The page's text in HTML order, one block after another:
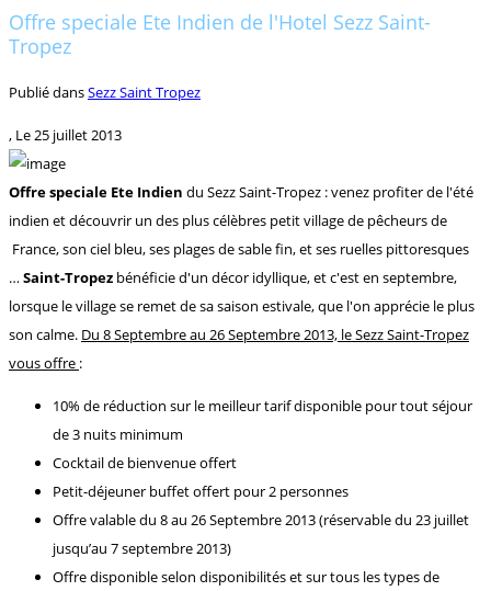
Offre speciale Ete Indien de l'Hotel Sezz Saint-
Tropez
Publié dansSezz Saint Tropez
, Le25 juillet 2013
Offre speciale Ete Indien du Sezz Saint-Tropez : venez profiter de l'été
indien et découvrir un des plus célèbres petit village de pêcheurs de
France, son ciel bleu, ses plages de sable fin, et ses ruelles pittoresques
…Saint-Tropez bénéficie d'un décor idyllique, et c'est en septembre,
lorsque le village se remet de sa saison estivale, que l'on apprécie le plus
son calme. Du 8 Septembre au 26 Septembre 2013, le Sezz Saint-Tropez
vous offre :
10% de réduction sur le meilleur tarif disponible pour tout séjour
de 3 nuits minimum
Cocktail de bienvenue offert
Petit-déjeuner buffet offert pour 2 personnes
Offre valable du 8 au 26 Septembre 2013 (réservable du 23 juillet
jusqu’au 7 septembre 2013)
Offre disponible selon disponibilités et sur tous les types de